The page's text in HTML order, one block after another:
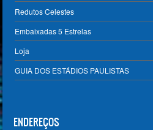
Redutos Celestes
Embaixadas 5 Estrelas
Loja
GUIA DOS ESTÁDIOS PAULISTAS
ENDEREÇOS